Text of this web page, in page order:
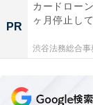
PR
カードロー
ヶ月停止し
渋谷法務総合事